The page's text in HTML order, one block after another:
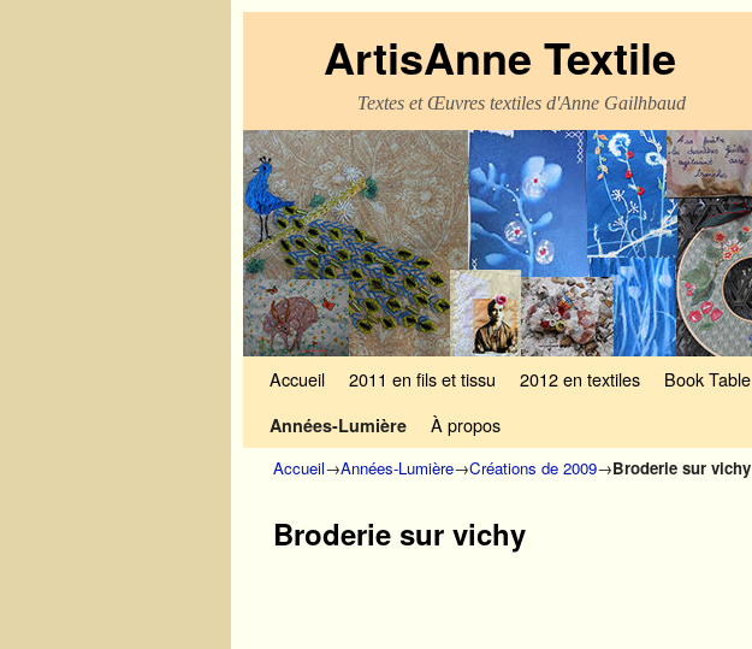
ArtisAnne Textile
Textes et Œuvres textiles d'Anne Gailhbaud
Accueil 2011 en fils et tissu 2012 en textiles Book Table
Années-Lumière À propos
Accueil→Années-Lumière→Créations de 2009→Broderie sur vichy
Broderie sur vichy